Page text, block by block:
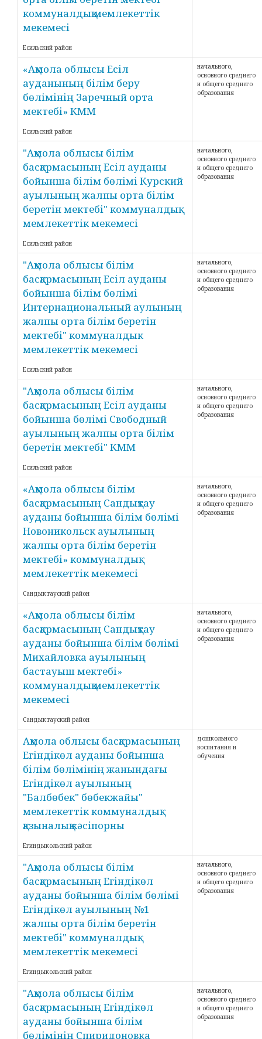
коммуналдық мемлекеттік
мекемесі
Есильский район
«Ақмола облысы Есіл
ауданының білім беру
бөлімінің Заречный орта
мектебі» КММ
Есильский район
начального,
основного среднего
и общего среднего
образования
"Ақмола облысы білім
басқармасының Есіл ауданы
бойынша білім бөлімі Курский
ауылының жалпы орта білім
беретін мектебі" коммуналдық
мемлекеттік мекемесі
Есильский район
начального,
основного среднего
и общего среднего
образования
"Ақмола облысы білім
басқармасының Есіл ауданы
бойынша білім бөлімі
Интернациональный аулының
жалпы орта білім беретін
мектебі" коммуналдык
мемлекеттік мекемесі
Есильский район
начального,
основного среднего
и общего среднего
образования
"Ақмола облысы білім
басқармасының Есіл ауданы
бойынша бөлімі Свободный
ауылының жалпы орта білім
беретін мектебі" КММ
Есильский район
начального,
основного среднего
и общего среднего
образования
«Ақмола облысы білім
басқармасының Сандықтау
ауданы бойынша білім бөлімі
Новоникольск ауылының
жалпы орта білім беретін
мектебі» коммуналдық
мемлекеттік мекемесі
Сандыктауский район
начального,
основного среднего
и общего среднего
образования
«Ақмола облысы білім
басқармасының Сандықтау
ауданы бойынша білім бөлімі
Михайловка ауылының
бастауыш мектебі»
коммуналдық мемлекеттік
мекемесі
Сандыктауский район
начального,
основного среднего
и общего среднего
образования
Ақмола облысы басқармасының
Егіндікөл ауданы бойынша
білім бөлімінің жанындағы
Егіндікөл ауылының
"Балбөбек" бөбекжайы"
мемлекеттік коммуналдық
қазыналық кәсіпорны
Егиндыкольский район
дошкольного
воспитания и
обучения
"Ақмола облысы білім
басқармасының Егіндікөл
ауданы бойынша білім бөлімі
Егіндікөл ауылының №1
жалпы орта білім беретін
мектебі" коммуналдық
мемлекеттік мекемесі
Егиндыкольский район
начального,
основного среднего
и общего среднего
образования
"Ақмола облысы білім
басқармасының Егіндікөл
ауданы бойынша білім
бөлімінің Спиридоновка
начального,
основного среднего
и общего среднего
образования